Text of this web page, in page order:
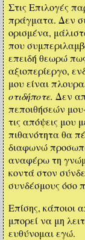
Στις Επιλογές
πράγματα. Δεν
ορισμένα,
που
επειδή θεωρώ
αξιοπερίεργο,
μου είναι
οτιδήποτε. Δεν
πεποιθήσεών
τις απόψεις μου
πιθανότητα θα
διαφωνώ
αναφέρω τη
κοντά στον
συνδέσμους όσο
Επίσης, κάποιοι
μπορεί να μη
ευθύνομαι εγώ.